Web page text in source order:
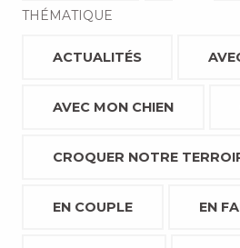
THÉMATIQUE
ACTUALITÉS
AVEC MON CHIEN
CROQUER NOTRE
EN COUPLE EN